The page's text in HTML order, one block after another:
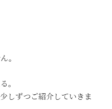
。
。
しずつご紹介していきま